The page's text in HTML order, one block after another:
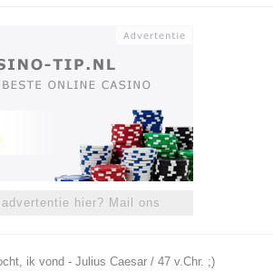
advertentie hier? Mail ons
ik vond - Julius Caesar / 47 v.Chr. ;)